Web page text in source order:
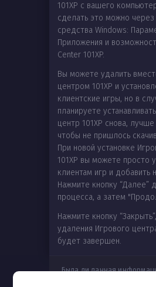
101XP с вашего
сделать это можно через
средства Windows:
Приложения и
Center 101XP.
Вы можете удалить
центром 101XP и
клиентские игры, но в
планируете
центр 101XP снова, лучше
чтобы не пришлось
При новой установке
101XP вы можете просто
клиентам игр и добавить
Нажмите кнопку “Далее”
процесса, а затем
Нажмите кнопку
удаления Игрового
будет завершен.
Была ли данная